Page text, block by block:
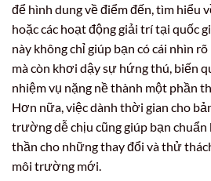
để hình dung về điểm đến, tìm hiểu
hoặc các hoạt động giải trí tại quốc
này không chỉ giúp bạn có cái nhìn
mà còn khơi dậy sự hứng thú, biến
nhiệm vụ nặng nề thành một phần
Hơn nữa, việc dành thời gian cho
trường dễ chịu cũng giúp bạn
thần cho những thay đổi và thử
môi trường mới.